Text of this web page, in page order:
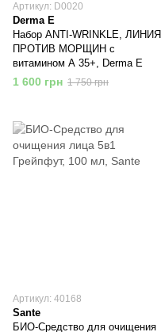
Артикул: D0020
Derma E
Набор ANTI-WRINKLE, ЛИНИЯ
ПРОТИВ МОРЩИН с
витамином А 35+, Derma E
1 600 грн 1 750 грн
Артикул: 40168
Sante
БИО-Средство для очищения